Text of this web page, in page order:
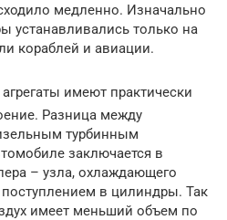
медленно. Изначально
устанавливались только на
кораблей и авиации.
имеют практически
Разница между
турбинным
заключается в
– узла, охлаждающего
поступлением в цилиндры. Так
имеет меньший объем по